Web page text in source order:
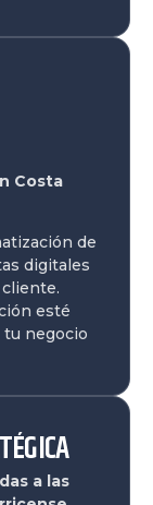
Costa
de
digitales
esté
tu negocio
a las